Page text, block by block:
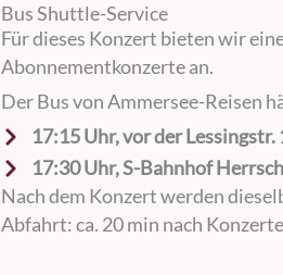
Bus Shuttle-Service
Für dieses Konzert bieten wir
Abonnementkonzerte an.
Der Bus von Ammersee-Reisen
17:15 Uhr, vor der
17:30 Uhr, S-Bahnhof
Nach dem Konzert werden
Abfahrt: ca. 20 min nach